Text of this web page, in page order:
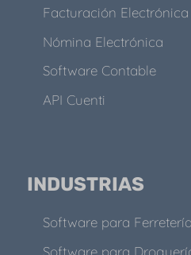
Facturación Electrónica
Nómina Electrónica
Software Contable
API Cuenti
INDUSTRIAS
Software para Ferretería
Software para